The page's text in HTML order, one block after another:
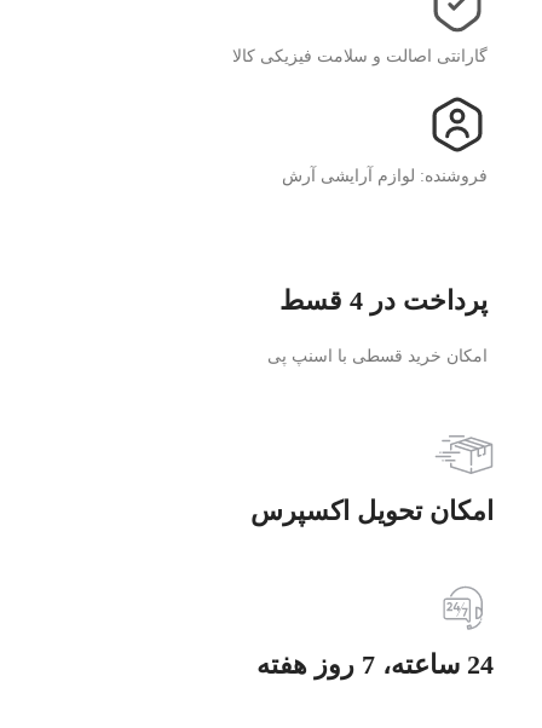
گارانتی اصالت و سلامت فیزیکی کالا
فروشنده: لوازم آرایشی آرش
پرداخت در 4 قسط
امکان خرید قسطی با اسنپ پی
امکان تحویل اکسپرس
24 ساعته، 7 روز هفته